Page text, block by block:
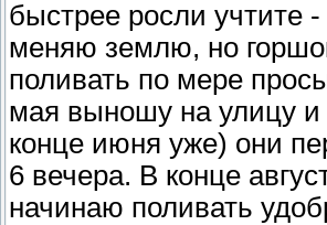
быстрее росли учтите
меняю землю, но
поливать по мере
мая выношу на улицу и
конце июня уже) они
6 вечера. В конце
начинаю поливать